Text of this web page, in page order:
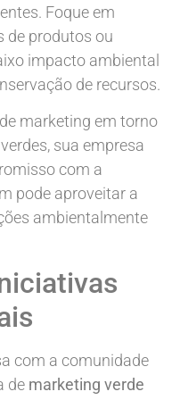
Foque em
de produtos ou
impacto ambiental
de recursos.
marketing em torno
sua empresa
com a
pode aproveitar a
ambientalmente
com a comunidade
de marketing verde